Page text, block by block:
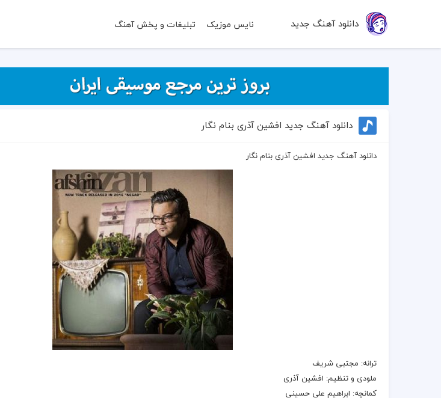
دانلود آهنگ جدید نایس موزیک تبلیغات و پخش آهنگ
دانلود آهنگ جدید افشین آذری بنام نگار
دانلود آهنگ جدید افشین آذری بنام نگار
ترانه: مجتبی شریف
ملودی و تنظیم: افشین آذری
کمانچه: ابراهیم علی حسینی